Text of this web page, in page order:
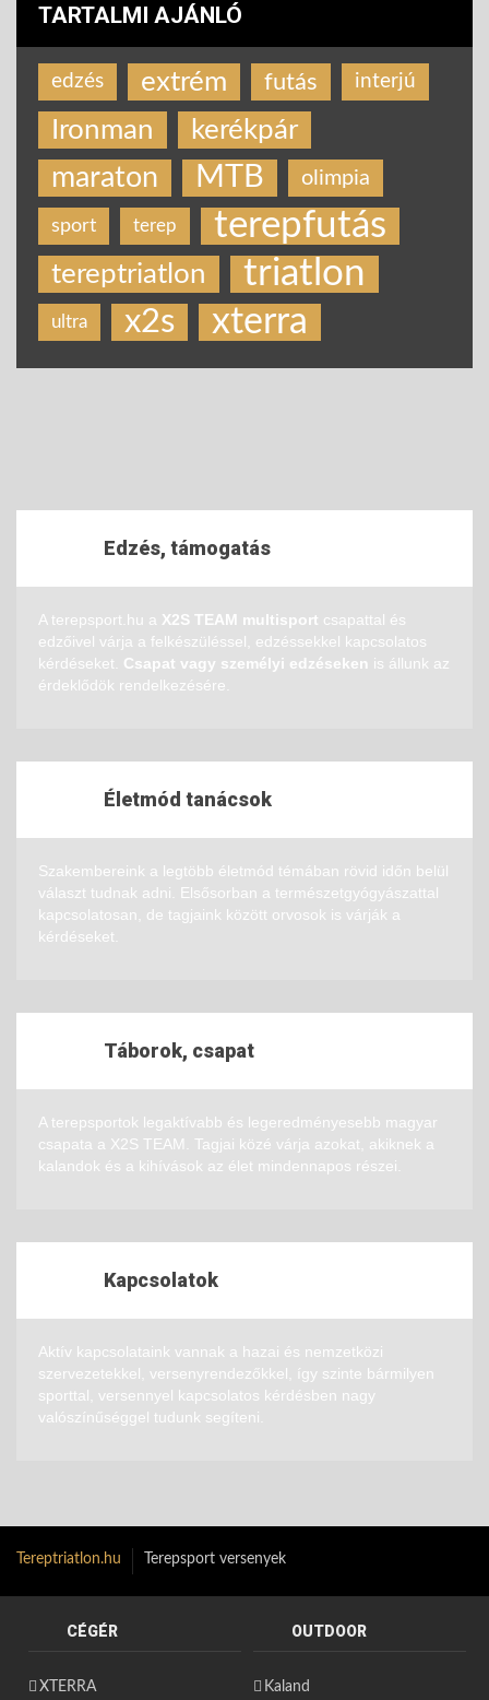
TARTALMI AJÁNLÓ
edzés extrém futás interjú
Ironman kerékpár
maraton MTB olimpia
sport terep terepfutás
tereptriatlon triatlon
ultra x2s xterra
Edzés, támogatás
A terepsport.hu a X2S TEAM multisport csapattal és
edzőivel várja a felkészüléssel, edzéssekkel kapcsolatos
kérdéseket. Csapat vagy személyi edzéseken is állunk az
érdeklődök rendelkezésére.
Életmód tanácsok
Szakembereink a legtöbb életmód témában rövid időn belül
választ tudnak adni. Elsősorban a természetgyógyászattal
kapcsolatosan, de tagjaink között orvosok is várják a
kérdéseket.
Táborok, csapat
A terepsportok legaktívabb és legeredményesebb magyar
csapata a X2S TEAM. Tagjai közé várja azokat, akiknek a
kalandok és a kihívások az élet mindennapos részei.
Kapcsolatok
Aktív kapcsolataink vannak a hazai és nemzetközi
szervezetekkel, versenyrendezőkkel, így szinte bármilyen
sporttal, versennyel kapcsolatos kérdésben nagy
valószínűséggel tudunk segíteni.
Tereptriatlon.hu Terepsport versenyek
CÉGÉR
XTERRA
OUTDOOR
Kaland